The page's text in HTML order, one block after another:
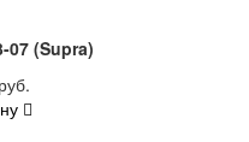
07 (Supra)